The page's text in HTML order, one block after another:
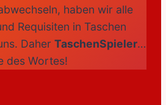
haben wir alle
Requisiten in Taschen
Daher TaschenSpieler…
des Wortes!